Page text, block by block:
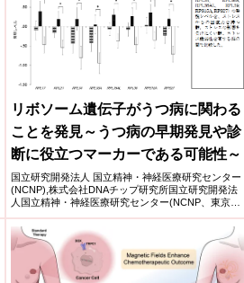
リボソーム遺伝子がうつ病に関わる
ことを発見～うつ病の早期発見や診
断に役立つマーカーである可能性～
国立研究開発法人 国立精神・神経医療研究センター
(NCNP),株式会社DNAチップ研究所国立研究開発法
人国立精神・神経医療研究センター(NCNP、東京都
小平市 ...